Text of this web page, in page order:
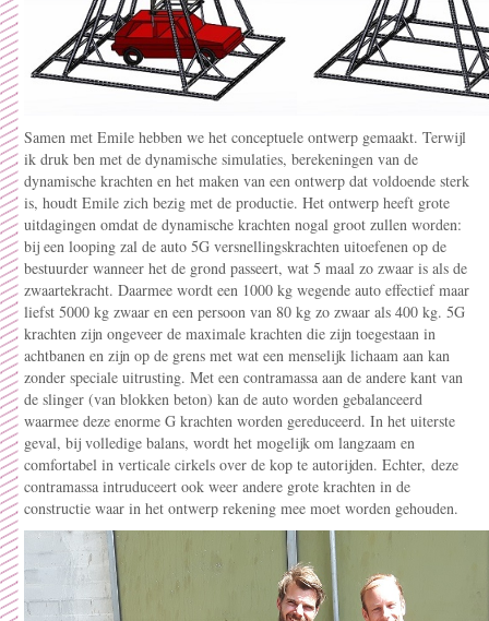
Samen met Emile hebben we het conceptuele ontwerp gemaakt. Terwijl
ik druk ben met de dynamische simulaties, berekeningen van de
dynamische krachten en het maken van een ontwerp dat voldoende sterk
is, houdt Emile zich bezig met de productie. Het ontwerp heeft grote
uitdagingen omdat de dynamische krachten nogal groot zullen worden:
bij een looping zal de auto 5G versnellingskrachten uitoefenen op de
bestuurder wanneer het de grond passeert, wat 5 maal zo zwaar is als de
zwaartekracht. Daarmee wordt een 1000 kg wegende auto effectief maar
liefst 5000 kg zwaar en een persoon van 80 kg zo zwaar als 400 kg. 5G
krachten zijn ongeveer de maximale krachten die zijn toegestaan in
achtbanen en zijn op de grens met wat een menselijk lichaam aan kan
zonder speciale uitrusting. Met een contramassa aan de andere kant van
de slinger (van blokken beton) kan de auto worden gebalanceerd
waarmee deze enorme G krachten worden gereduceerd. In het uiterste
geval, bij volledige balans, wordt het mogelijk om langzaam en
comfortabel in verticale cirkels over de kop te autorijden. Echter, deze
contramassa intruduceert ook weer andere grote krachten in de
constructie waar in het ontwerp rekening mee moet worden gehouden.